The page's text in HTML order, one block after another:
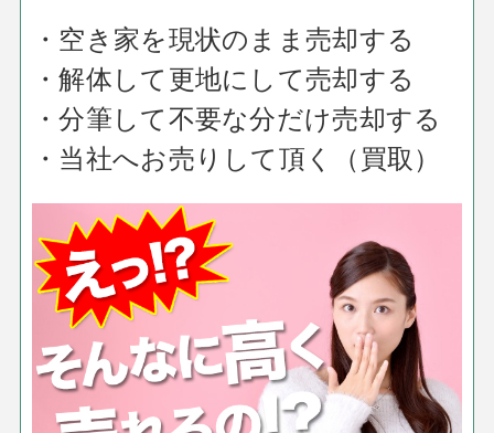
・空き家を現状のまま売却する
・解体して更地にして売却する
・分筆して不要な分だけ売却する
・当社へお売りして頂く（買取）